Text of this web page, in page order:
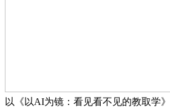
以《以AI为镜：看见看不见的教取学